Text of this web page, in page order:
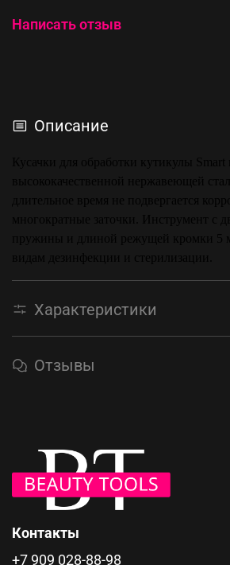
Написать отзыв
Описание
Характеристики
Отзывы
Контакты
+7 909 028-88-98